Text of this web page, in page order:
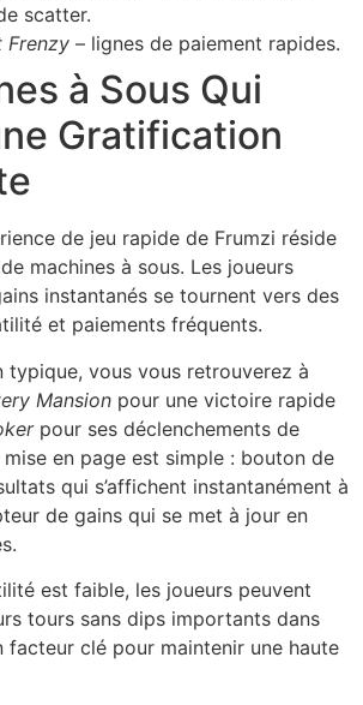
scatter.
Frenzy – lignes de paiement rapides.
à Sous Qui
Gratification
de jeu rapide de Frumzi réside
machines à sous. Les joueurs
instantanés se tournent vers des
et paiements fréquents.
typique, vous vous retrouverez à
Mansion pour une victoire rapide
pour ses déclenchements de
en page est simple : bouton de
qui s’affichent instantanément à
de gains qui se met à jour en
est faible, les joueurs peuvent
tours sans dips importants dans
clé pour maintenir une haute